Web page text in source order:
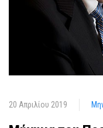
20 Απριλίου 2019